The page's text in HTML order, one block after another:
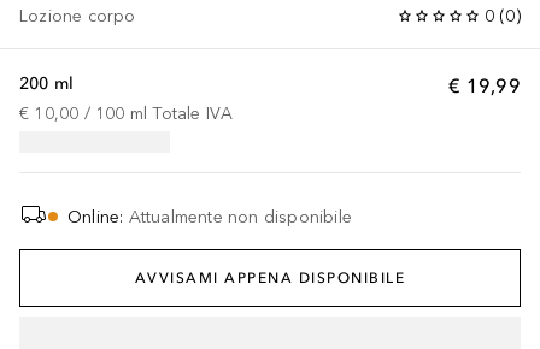
Lozione corpo 0 (0)
€ 19,99
200 ml
€ 10,00 / 100 ml Totale IVA
Online: Attualmente non disponibile
AVVISAMI APPENA DISPONIBILE